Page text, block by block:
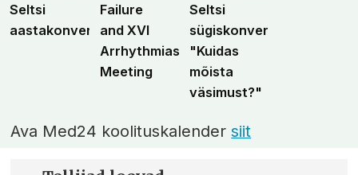
Seltsi
aastakonverents
Failure
and XVI
Arrhythmias
Meeting
Seltsi
sügiskonverents
"Kuidas
mõista
väsimust?"
Ava Med24 koolituskalendersiit